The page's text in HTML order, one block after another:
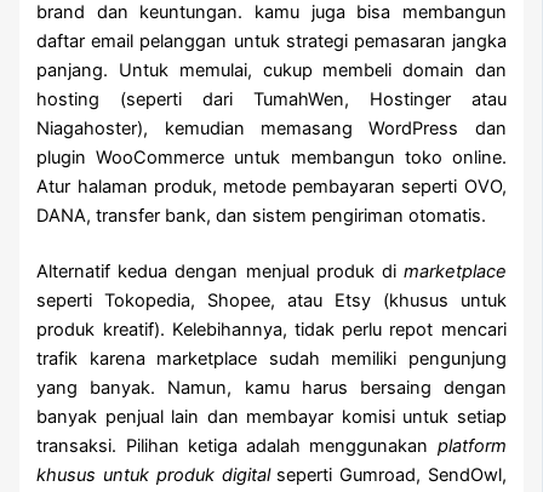
brand dan keuntungan. kamu juga bisa membangun
daftar email pelanggan untuk strategi pemasaran jangka
panjang. Untuk memulai, cukup membeli domain dan
hosting (seperti dari TumahWen, Hostinger atau
Niagahoster), kemudian memasang WordPress dan
plugin WooCommerce untuk membangun toko online.
Atur halaman produk, metode pembayaran seperti OVO,
DANA, transfer bank, dan sistem pengiriman otomatis.
Alternatif kedua dengan menjual produk di marketplace
seperti Tokopedia, Shopee, atau Etsy (khusus untuk
produk kreatif). Kelebihannya, tidak perlu repot mencari
trafik karena marketplace sudah memiliki pengunjung
yang banyak. Namun, kamu harus bersaing dengan
banyak penjual lain dan membayar komisi untuk setiap
transaksi. Pilihan ketiga adalah menggunakan platform
khusus untuk produk digitalseperti Gumroad, SendOwl,